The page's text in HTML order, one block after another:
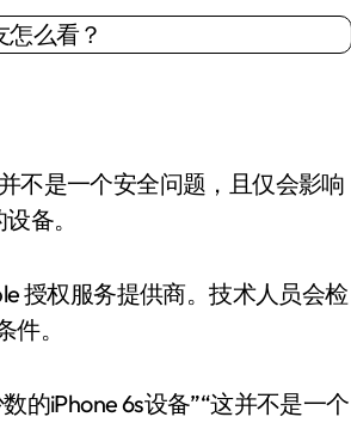
不是一个安全问题，且仅会影响
备。
授权服务提供商。技术人员会检
。
的iPhone 6s设备”“这并不是一个